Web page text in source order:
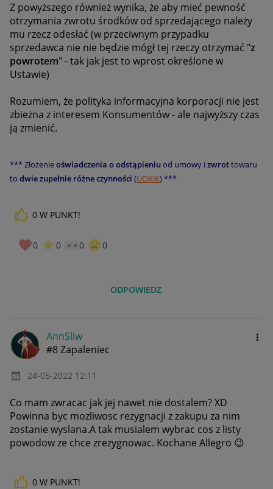
Z powyższego również wynika, że aby mieć pewność
otrzymania zwrotu środków od sprzedającego należy
mu rzecz odesłać (w przeciwnym przypadku
sprzedawca nie nie będzie mógł tej rzeczy otrzymać "z
powrotem" - tak jak jest to wprost określone w
Ustawie)
Rozumiem, że polityka informacyjna korporacji nie jest
zbieżna z interesem Konsumentów - ale najwyższy czas
ją zmienić.
*** Złożenieoświadczenia o odstąpieniuod umowy i zwrottowaru
to dwie zupełnie różne czynności (UOKiK) ***
0 W PUNKT!
0 0 0 0
ODPOWIEDZ
AnnSliw
#8 Zapaleniec
‎24-05-2022 12:11
Co mam zwracac jak jej nawet nie dostalem? XD
Powinna byc mozliwosc rezygnacji z zakupu za nim
zostanie wyslana.A tak musialem wybrac cos z listy
powodow ze chce zrezygnowac. Kochane Allegro 😉
0 W PUNKT!